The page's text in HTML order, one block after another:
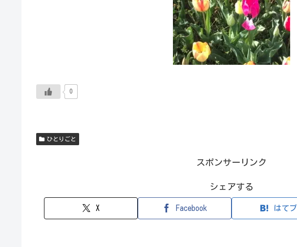
0
ひとりごと
スポンサーリンク
シェアする
X Facebook はてブ